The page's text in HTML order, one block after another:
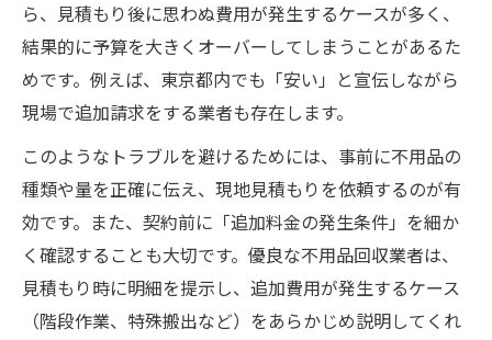
ら、見積もり後に思わぬ費用が発生するケースが多く、
結果的に予算を大きくオーバーしてしまうことがあるた
めです。例えば、東京都内でも「安い」と宣伝しながら
現場で追加請求をする業者も存在します。
このようなトラブルを避けるためには、事前に不用品の
種類や量を正確に伝え、現地見積もりを依頼するのが有
効です。また、契約前に「追加料金の発生条件」を細か
く確認することも大切です。優良な不用品回収業者は、
見積もり時に明細を提示し、追加費用が発生するケース
（階段作業、特殊搬出など）をあらかじめ説明してくれ